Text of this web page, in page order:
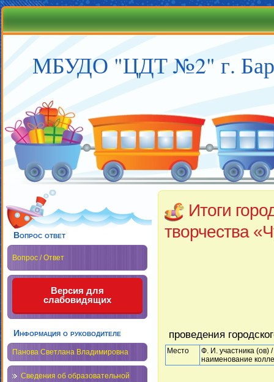
МБУДО "ЦДТ №2" г.
Вопрос ответ
Вопрос / Ответ
Версия для
слабовидящих
Информация о руководителе
Панова Светлана Владимировна
Сведения об образовательной
Итоги
творчества
проведения
Место
Ф. И. участника (ов) /
наименование